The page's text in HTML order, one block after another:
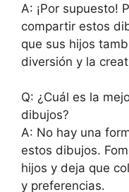
A: ¡Por supuesto!
compartir estos
que sus hijos
diversión y la
Q: ¿Cuál es la
dibujos?
A: No hay una
estos dibujos.
hijos y deja que
y preferencias.